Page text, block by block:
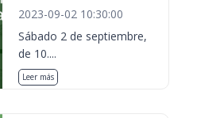
2023-09-02 10:30:00
Sábado 2 de septiembre,
de 10....
Leer más